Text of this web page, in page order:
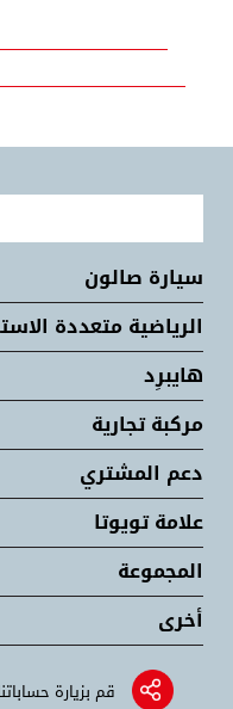
سيارة صالون
الرياضية متعددة
هايبرِد
مركبة تجارية
دعم المشتري
علامة تويوتا
المجموعة
أخرى
قم بزيارة